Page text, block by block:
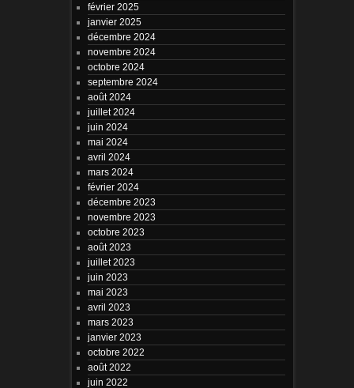
février 2025
janvier 2025
décembre 2024
novembre 2024
octobre 2024
septembre 2024
août 2024
juillet 2024
juin 2024
mai 2024
avril 2024
mars 2024
février 2024
décembre 2023
novembre 2023
octobre 2023
août 2023
juillet 2023
juin 2023
mai 2023
avril 2023
mars 2023
janvier 2023
octobre 2022
août 2022
juin 2022